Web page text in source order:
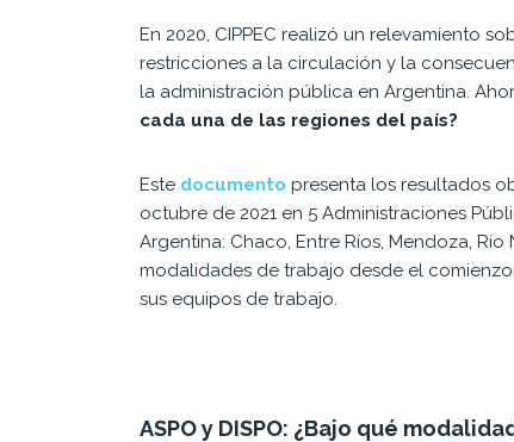
En 2020, CIPPEC realizó un relevamiento
restricciones a la circulación y la
la administración pública en Argentina.
cada una de las regiones del país?
Este documento presenta los resultados
octubre de 2021 en 5 Administraciones
Argentina: Chaco, Entre Ríos, Mendoza, Río
modalidades de trabajo desde el
sus equipos de trabajo.
ASPO y DISPO: ¿Bajo qué